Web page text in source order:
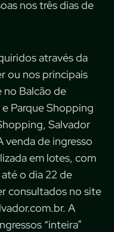
nos três dias de
através da
ou nos principais
no Balcão de
Parque Shopping
Salvador
venda de ingresso
em lotes, com
o dia 22 de
consultados no site
A
“inteira”